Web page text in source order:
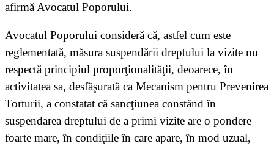
afirmă Avocatul Poporului.
Avocatul Poporului consideră că, astfel cum este
reglementată, măsura suspendării dreptului la vizite nu
respectă principiul proporţionalităţii, deoarece, în
activitatea sa, desfăşurată ca Mecanism pentru Prevenirea
Torturii, a constatat că sancţiunea constând în
suspendarea dreptului de a primi vizite are o pondere
foarte mare, în condiţiile în care apare, în mod uzual,